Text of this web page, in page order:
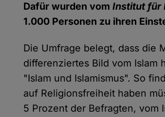
Dafür wurden vomInstitut für
1.000 Personen zu ihren
Die Umfrage belegt, dass die
differenziertes Bild vom Islam
"Islam und Islamismus". So
auf Religionsfreiheit haben
5 Prozent der Befragten, vom